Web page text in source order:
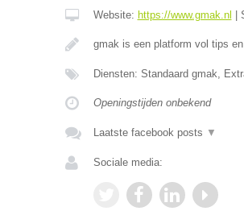
Website: https://www.gmak.nl
gmak is een platform vol tips
Diensten: Standaard gmak,
Openingstijden onbekend
Laatste facebook posts ▼
Sociale media: